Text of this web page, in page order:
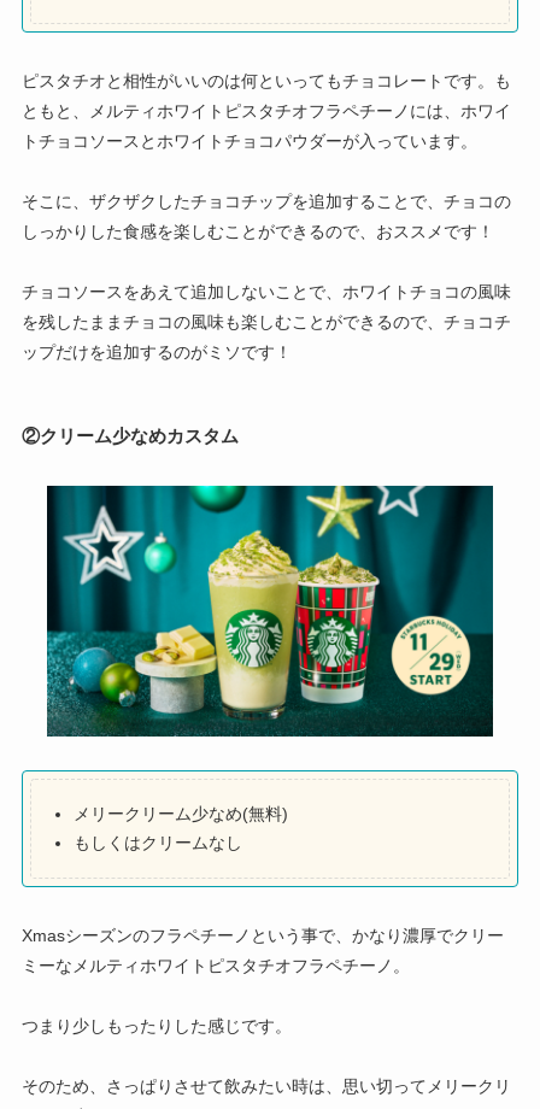
ピスタチオと相性がいいのは何といってもチョコレートです。も
ともと、メルティホワイトピスタチオフラペチーノには、ホワイ
トチョコソースとホワイトチョコパウダーが入っています。
そこに、ザクザクしたチョコチップを追加することで、チョコの
しっかりした食感を楽しむことができるので、おススメです！
チョコソースをあえて追加しないことで、ホワイトチョコの風味
を残したままチョコの風味も楽しむことができるので、チョコチ
ップだけを追加するのがミソです！
②クリーム少なめカスタム
メリークリーム少なめ(無料)
もしくはクリームなし
Xmasシーズンのフラペチーノという事で、かなり濃厚でクリー
ミーなメルティホワイトピスタチオフラペチーノ。
つまり少しもったりした感じです。
そのため、さっぱりさせて飲みたい時は、思い切ってメリークリ